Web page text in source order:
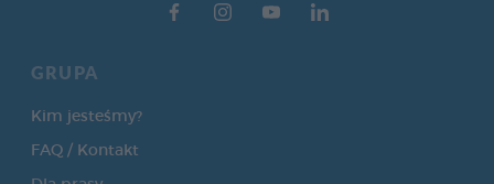
GRUPA
Kim jesteśmy?
FAQ / Kontakt